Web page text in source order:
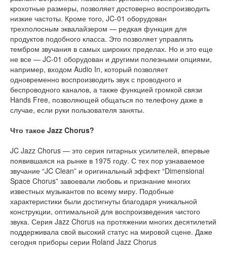
крохотные размеры, позволяет достоверно воспроизводить
низкие частоты. Кроме того, JC-01 оборудован
трехполосным эквалайзером — редкая функция для
продуктов подобного класса. Это позволяет управлять
тембром звучания в самых широких пределах. Но и это еще
не все — JC-01 оборудован и другими полезными опциями,
например, входом Audio In, который позволяет
одновременно воспроизводить звук с проводного и
беспроводного каналов, а также функцией громкой связи
Hands Free, позволяющей общаться по телефону даже в
случае, если руки пользователя заняты.
Что такое Jazz Chorus?
JC Jazz Chorus — это серия гитарных усилителей, впервые
появившаяся на рынке в 1975 году. С тех пор узнаваемое
звучание “JC Clean” и оригинальный эффект “Dimensional
Space Chorus” завоевали любовь и признание многих
известных музыкантов по всему миру. Подобные
характеристики были достигнуты благодаря уникальной
конструкции, оптимальной для воспроизведения чистого
звука. Серия Jazz Chorus на протяжении многих десятилетий
поддерживала свой высокий статус на мировой сцене. Даже
сегодня приборы серии Roland Jazz Chorus